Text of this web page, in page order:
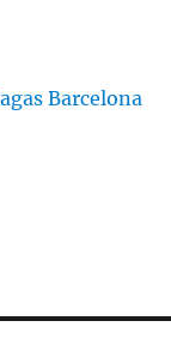
Barcelona